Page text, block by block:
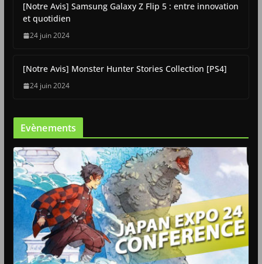
[Notre Avis] Samsung Galaxy Z Flip 5 : entre innovation
et quotidien
24 juin 2024
[Notre Avis] Monster Hunter Stories Collection [PS4]
24 juin 2024
Evènements